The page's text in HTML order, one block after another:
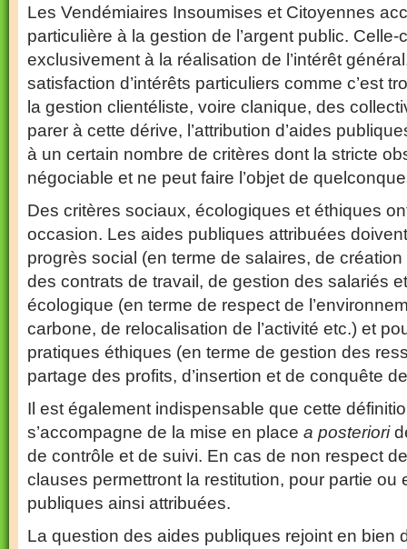
Les Vendémiaires Insoumises et Citoyennes
particulière à la gestion de l’argent public. Celle-
exclusivement à la réalisation de l’intérêt
satisfaction d’intérêts particuliers comme c’est
la gestion clientéliste, voire clanique, des
parer à cette dérive, l’attribution d’aides
à un certain nombre de critères dont la stricte
négociable et ne peut faire l’objet de
Des critères sociaux, écologiques et éthiques
occasion. Les aides publiques attribuées
progrès social (en terme de salaires, de création
des contrats de travail, de gestion des salariés
écologique (en terme de respect de
carbone, de relocalisation de l’activité etc.) et
pratiques éthiques (en terme de gestion des
partage des profits, d’insertion et de conquête
Il est également indispensable que cette
s’accompagne de la mise en place a posteriori
de contrôle et de suivi. En cas de non respect
clauses permettront la restitution, pour partie ou
publiques ainsi attribuées.
La question des aides publiques rejoint en bien